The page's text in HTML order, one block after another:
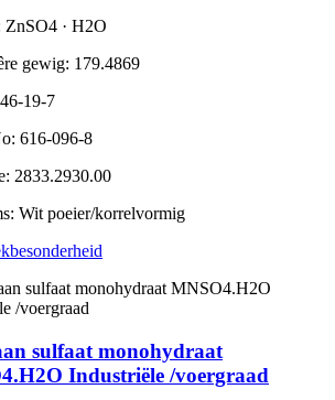
ZnSO4 · H2O
gewig: 179.4869
19-7
616-096-8
2833.2930.00
Wit poeier/korrelvormig
besonderheid
sulfaat monohydraat
Industriële /voergraad